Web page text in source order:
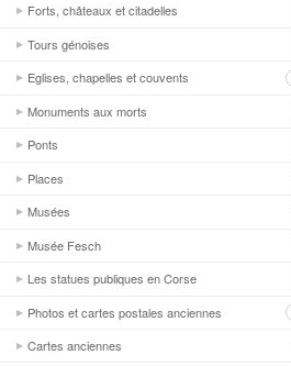
Forts, châteaux et citadelles
Tours génoises
Eglises, chapelles et couvents
Monuments aux morts
Ponts
Places
Musées
Musée Fesch
Les statues publiques en Corse
Photos et cartes postales anciennes
Cartes anciennes